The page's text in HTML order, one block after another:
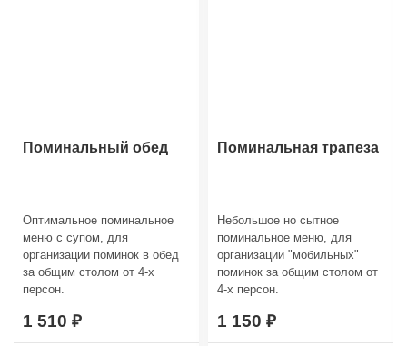
Поминальный обед
Оптимальное поминальное
меню с супом, для
организации поминок в обед
за общим столом от 4-х
персон.
1 510
Поминальная трапеза
Небольшое но сытное
поминальное меню, для
организации "мобильных"
поминок за общим столом от
4-х персон.
1 150